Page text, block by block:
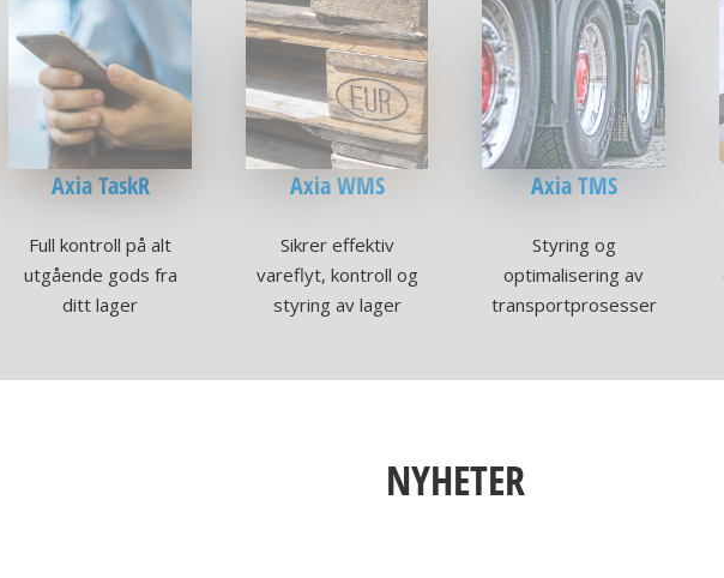
Axia TaskR
Full kontroll på alt
utgående gods fra
ditt lager
Axia WMS
Sikrer effektiv
vareflyt, kontroll og
styring av lager
Axia TMS
Styring og
optimalisering av
transportprosesser
NYHETER